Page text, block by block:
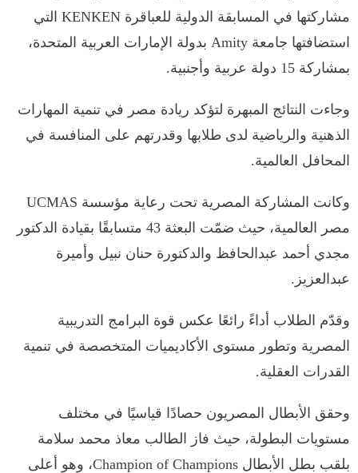
مشاركتها في المسابقة الدولية للعباقرة KENKEN التي
استضافتها جامعة Amity بدولة الإمارات العربية المتحدة،
بمشاركة 15 دولة عربية وأجنبية.
وجاءت النتائج المبهرة لتؤكد ريادة مصر في تنمية المهارات
الذهنية والرياضية لدى طلابها وقدرتهم على المنافسة في
المحافل العالمية.
وكانت المشاركة المصرية تحت رعاية مؤسسة UCMAS
مصر العالمية، حيث ضمّت البعثة 43 متسابقًا بقيادة الدكتور
مجدي أحمد عبدالحافظ والدكتورة حنان نبيل وأميرة
عبدالعزيز.
وقدّم الطلاب أداءً رائعًا عكس قوة البرامج التدريبية
المصرية وتطور مستوى الأكاديميات المتخصصة في تنمية
القدرات العقلية.
وحقق الأبطال المصريون حصادًا قياسيًا في مختلف
مستويات البطولة، حيث فاز الطالب معاذ محمد سلامة
بلقب بطل الأبطال Champion of Champions، وهو أعلى